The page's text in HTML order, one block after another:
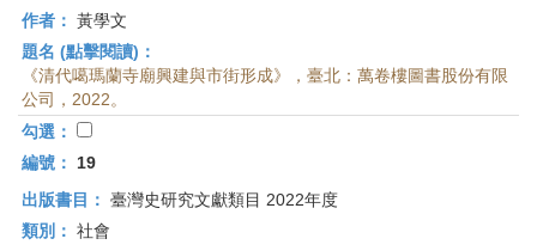
作者： 黃學文
題名 (點擊閱讀)：
《清代噶瑪蘭寺廟興建與市街形成》，臺北：萬卷樓圖書股份有限
公司，2022。
勾選：
編號：
19
出版書目： 臺灣史研究文獻類目 2022年度
類別： 社會